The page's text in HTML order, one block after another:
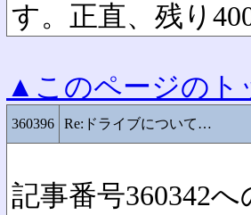
す。正直、残り
▲このページのト
360396 Re:ドライブについて…
記事番号360342へ